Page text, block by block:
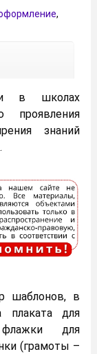
,
в школах
проявления
знаний
шаблонов, в
плаката для
флажки для
(грамоты –